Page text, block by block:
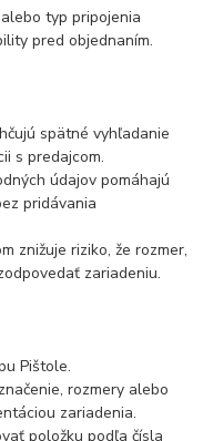
typ pripojenia
pred objednaním.
spätné vyhľadanie
s predajcom.
údajov pomáhajú
pridávania
znižuje riziko, že rozmer,
zariadeniu.
Pištole.
rozmery alebo
zariadenia.
položku podľa čísla